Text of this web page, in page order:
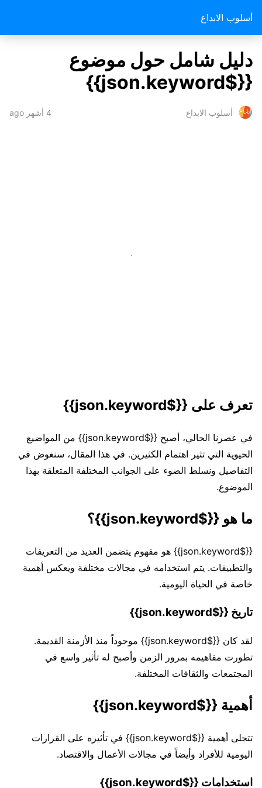
أسلوب الابداع
دليل شامل حول موضوع
{{$json.keyword}}
أسلوب الابداع 4 أشهر ago
تعرف على {{$json.keyword}}
في عصرنا الحالي، أصبح {{$json.keyword}} من المواضيع
الحيوية التي تثير اهتمام الكثيرين. في هذا المقال، سنغوض في
التفاصيل ونسلط الضوء على الجوانب المختلفة المتعلقة بهذا
الموضوع.
ما هو {{$json.keyword}}؟
{{$json.keyword}} هو مفهوم يتضمن العديد من التعريفات
والتطبيقات. يتم استخدامه في مجالات مختلفة ويعكس أهمية
خاصة في الحياة اليومية.
تاريخ {{$json.keyword}}
لقد كان {{$json.keyword}} موجوداً منذ الأزمنة القديمة.
تطورت مفاهيمه بمرور الزمن وأصبح له تأثير واسع في
المجتمعات والثقافات المختلفة.
أهمية {{$json.keyword}}
تتجلى أهمية {{$json.keyword}} في تأثيره على القرارات
اليومية للأفراد وأيضاً في مجالات الأعمال والاقتصاد.
استخدامات {{$json.keyword}}